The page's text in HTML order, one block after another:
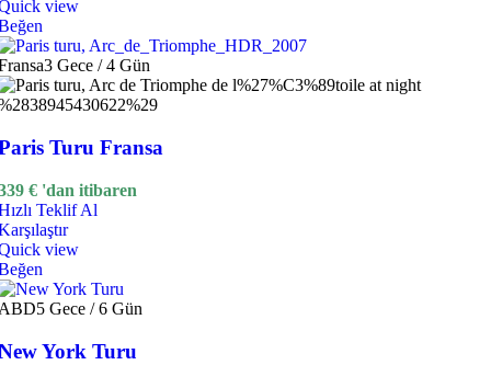
view
3 Gece / 4 Gün
Turu Fransa
€ 'dan itibaren
Teklif Al
view
5 Gece / 6 Gün
York Turu